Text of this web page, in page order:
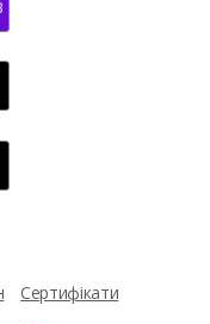
Сертифікати